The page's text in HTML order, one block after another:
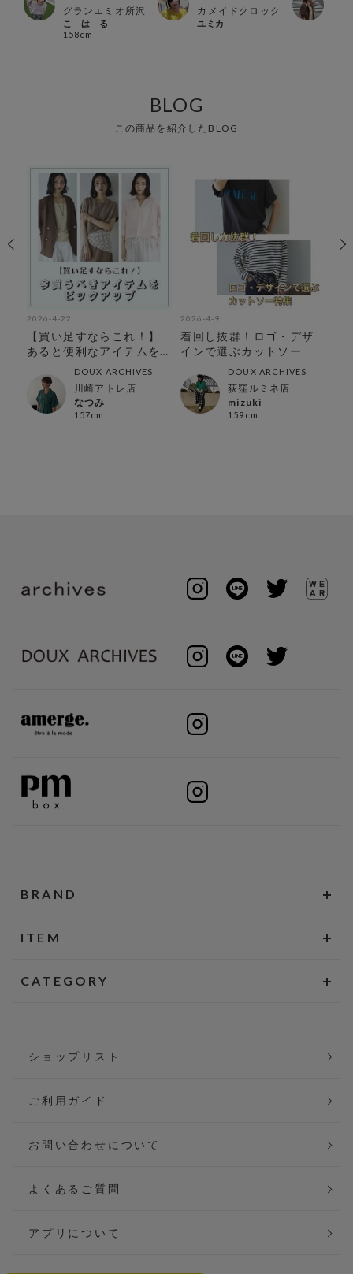
グランエミオ所沢
こ は る
158cm
カメイドクロック
ユミカ
BLOG
この商品を紹介したBLOG
2026-4-22
【買い足すならこれ！】
あると便利なアイテムを
ピックアップDOUX ARCHIVES
川崎アトレ店
なつみ
157cm
2026-4-9
着回し抜群！ロゴ・デザ
インで選ぶカットソー
DOUX ARCHIVES
荻窪ルミネ店
mizuki
159cm
BRAND
ITEM
CATEGORY
ショップリスト
ご利用ガイド
お問い合わせについて
よくあるご質問
アプリについて